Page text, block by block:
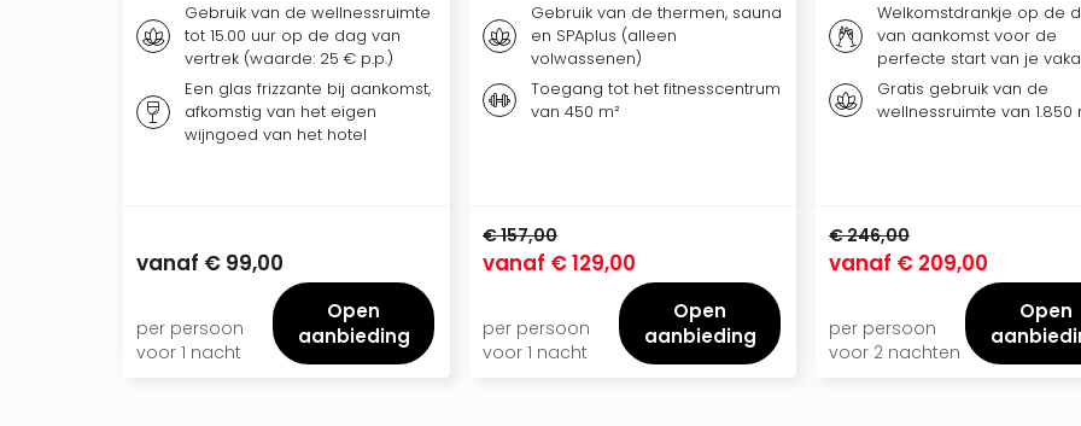
Gebruik van de wellnessruimte
tot 15.00 uur op de dag van
vertrek (waarde: 25 € p.p.)
Een glas frizzante bij aankomst,
afkomstig van het eigen
wijngoed van het hotel
vanaf € 99,00
per persoon
voor 1 nacht
Open
aanbieding
Gebruik van de thermen, sauna
en SPAplus (alleen
volwassenen)
Toegang tot het fitnesscentrum
van 450 m²
€ 157,00
vanaf € 129,00
per persoon
voor 1 nacht
Open
aanbieding
Welkomstdrankje op de
van aankomst voor de
perfecte start van je
Gratis gebruik van de
wellnessruimte van 1.850
€ 246,00
vanaf € 209,00
per persoon
voor 2 nachten
Open